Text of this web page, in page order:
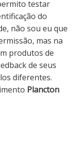
testar
do
não sou eu que
mas na
produtos de
de seus
diferentes.
Plancton